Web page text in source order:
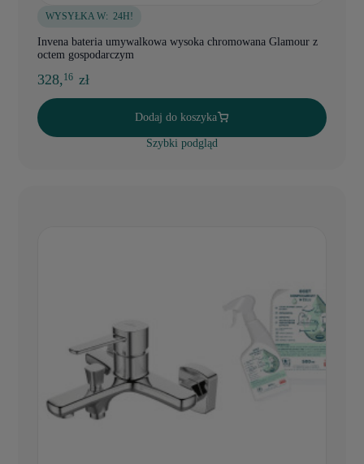
WYSYŁKA W: 24H!
Invena bateria umywalkowa wysoka chromowana Glamour z
octem gospodarczym
328,16 zł
Dodaj do koszyka
Szybki podgląd